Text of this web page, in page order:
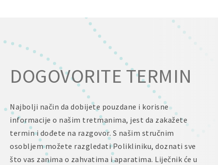
DOGOVORITE TERMIN
Najbolji način da dobijete pouzdane i korisne
informacije o našim tretmanima, jest da zakažete
termin i dođete na razgovor. S našim stručnim
osobljem možete razgledati Polikliniku, doznati sve
što vas zanima o zahvatima i aparatima. Liječnik će u